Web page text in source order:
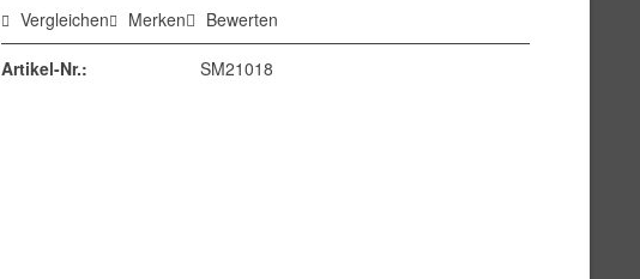
Vergleichen Merken Bewerten
Artikel-Nr.: SM21018